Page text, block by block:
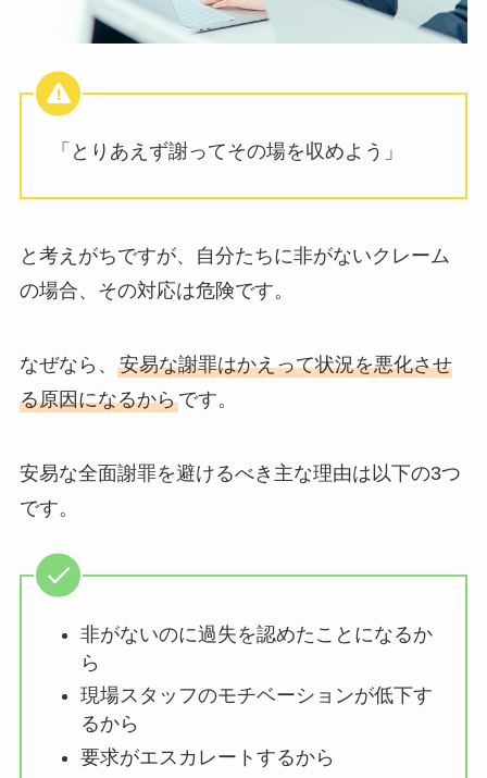
「とりあえず謝ってその場を収めよう」
と考えがちですが、自分たちに非がないクレーム
の場合、その対応は危険です。
なぜなら、 安易な謝罪はかえって状況を悪化させ
る原因になるからです。
安易な全面謝罪を避けるべき主な理由は以下の3つ
です。
非がないのに過失を認めたことになるか
ら
現場スタッフのモチベーションが低下す
るから
要求がエスカレートするから